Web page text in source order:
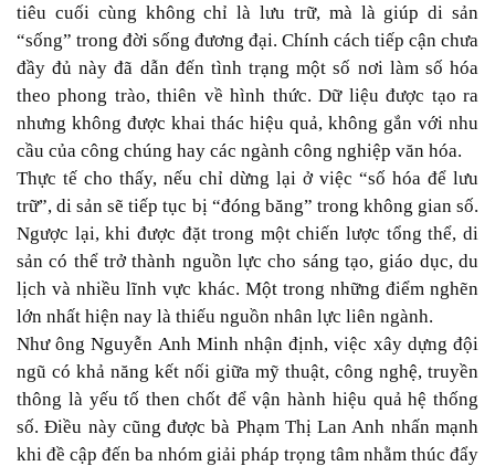
tiêu cuối cùng không chỉ là lưu trữ, mà là giúp di sản
“sống” trong đời sống đương đại. Chính cách tiếp cận chưa
đầy đủ này đã dẫn đến tình trạng một số nơi làm số hóa
theo phong trào, thiên về hình thức. Dữ liệu được tạo ra
nhưng không được khai thác hiệu quả, không gắn với nhu
cầu của công chúng hay các ngành công nghiệp văn hóa.
Thực tế cho thấy, nếu chỉ dừng lại ở việc “số hóa để lưu
trữ”, di sản sẽ tiếp tục bị “đóng băng” trong không gian số.
Ngược lại, khi được đặt trong một chiến lược tổng thể, di
sản có thể trở thành nguồn lực cho sáng tạo, giáo dục, du
lịch và nhiều lĩnh vực khác. Một trong những điểm nghẽn
lớn nhất hiện nay là thiếu nguồn nhân lực liên ngành.
Như ông Nguyễn Anh Minh nhận định, việc xây dựng đội
ngũ có khả năng kết nối giữa mỹ thuật, công nghệ, truyền
thông là yếu tố then chốt để vận hành hiệu quả hệ thống
số. Điều này cũng được bà Phạm Thị Lan Anh nhấn mạnh
khi đề cập đến ba nhóm giải pháp trọng tâm nhằm thúc đẩy